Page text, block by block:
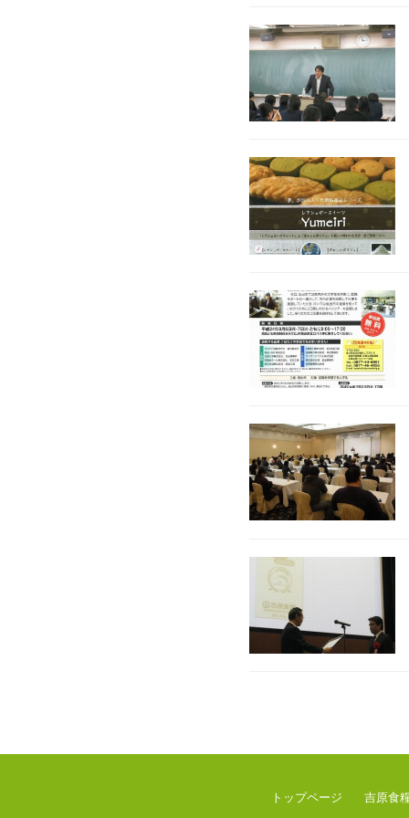
トップページ 吉原食